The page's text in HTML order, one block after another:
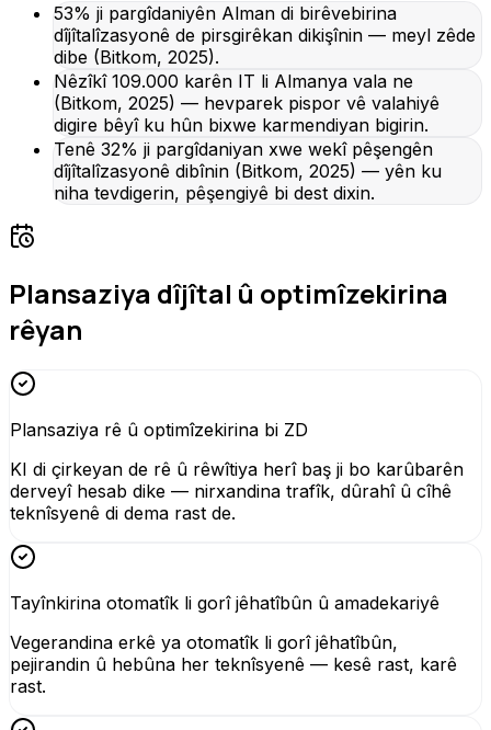
53% ji pargîdaniyên Alman di birêvebirina
dîjîtalîzasyonê de pirsgirêkan dikişînin — meyl zêde
dibe (Bitkom, 2025).
Nêzîkî 109.000 karên IT li Almanya vala ne
(Bitkom, 2025) — hevparek pispor vê valahiyê
digire bêyî ku hûn bixwe karmendiyan bigirin.
Tenê 32% ji pargîdaniyan xwe wekî pêşengên
dîjîtalîzasyonê dibînin (Bitkom, 2025) — yên ku
niha tevdigerin, pêşengiyê bi dest dixin.
Plansaziya dîjîtal û optimîzekirina
rêyan
Plansaziya rê û optimîzekirina bi ZD
KI di çirkeyan de rê û rêwîtiya herî baş ji bo karûbarên
derveyî hesab dike — nirxandina trafîk, dûrahî û cîhê
teknîsyenê di dema rast de.
Tayînkirina otomatîk li gorî jêhatîbûn û amadekariyê
Vegerandina erkê ya otomatîk li gorî jêhatîbûn,
pejirandin û hebûna her teknîsyenê — kesê rast, karê
rast.